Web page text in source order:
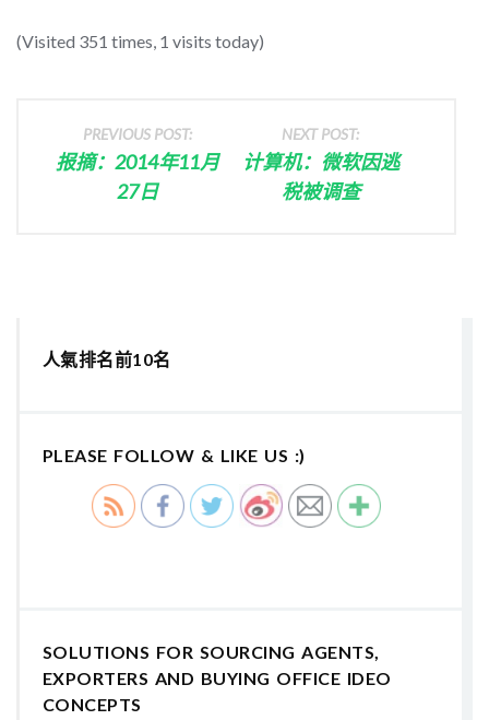
(Visited 351 times, 1 visits today)
PREVIOUS POST:
报摘：2014年11月
27日
NEXT POST:
计算机：微软因逃
税被调查
人氣排名前10名
PLEASE FOLLOW & LIKE US :)
SOLUTIONS FOR SOURCING AGENTS,
EXPORTERS AND BUYING OFFICE IDEO
CONCEPTS